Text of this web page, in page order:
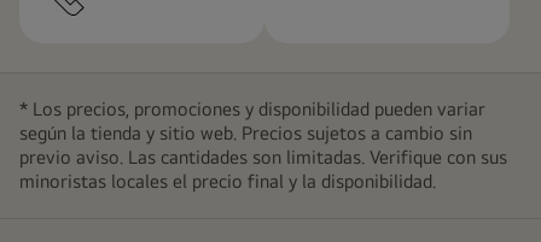
* Los precios, promociones y disponibilidad pueden variar
según la tienda y sitio web. Precios sujetos a cambio sin
previo aviso. Las cantidades son limitadas. Verifique con sus
minoristas locales el precio final y la disponibilidad.